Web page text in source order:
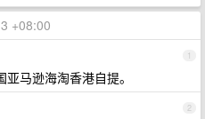
+08:00
1
马逊海淘香港自提。
2